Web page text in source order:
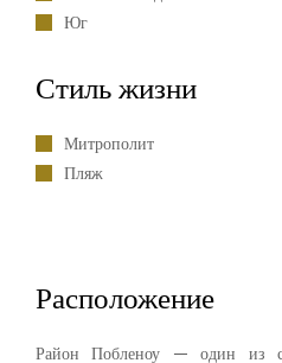
Юг
Стиль жизни
Митрополит
Пляж
Расположение
Район Побленоу — один из